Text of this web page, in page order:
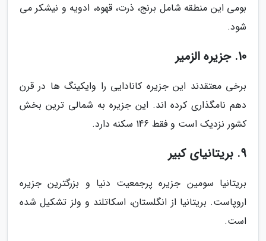
بومی این منطقه شامل برنج، ذرت، قهوه، ادویه و نیشکر می
شود.
10. جزیره الزمیر
برخی معتقدند این جزیره کانادایی را وایکینگ ها در قرن
دهم نامگذاری کرده اند. این جزیره به شمالی ترین بخش
کشور نزدیک است و فقط 146 سکنه دارد.
9. بریتانیای کبیر
بریتانیا سومین جزیره پرجمعیت دنیا و بزرگترین جزیره
اروپاست. بریتانیا از انگلستان، اسکاتلند و ولز تشکیل شده
است.